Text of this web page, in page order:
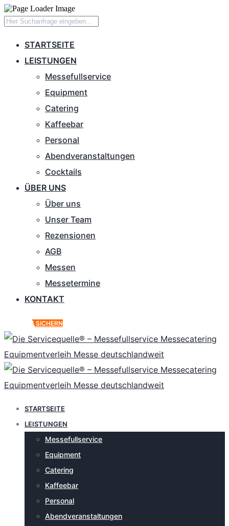
STARTSEITE
LEISTUNGEN
Messefullservice
Equipment
Catering
Kaffeebar
Personal
Abendveranstaltungen
Cocktails
ÜBER UNS
Über uns
Unser Team
Rezensionen
AGB
Messen
Messetermine
KONTAKT
ANGEBOT SICHERN
STARTSEITE
LEISTUNGEN
Messefullservice
Equipment
Catering
Kaffeebar
Personal
Abendveranstaltungen